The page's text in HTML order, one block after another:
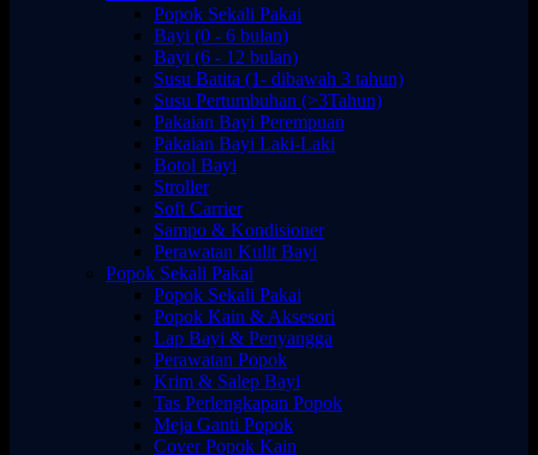
Popok Sekali Pakai
Bayi (0 - 6 bulan)
Bayi (6 - 12 bulan)
Susu Batita (1- dibawah 3 tahun)
Susu Pertumbuhan (>3Tahun)
Pakaian Bayi Perempuan
Pakaian Bayi Laki-Laki
Botol Bayi
Stroller
Soft Carrier
Sampo & Kondisioner
Perawatan Kulit Bayi
Popok Sekali Pakai
Popok Sekali Pakai
Popok Kain & Aksesori
Lap Bayi & Penyangga
Perawatan Popok
Krim & Salep Bayi
Tas Perlengkapan Popok
Meja Ganti Popok
Cover Popok Kain